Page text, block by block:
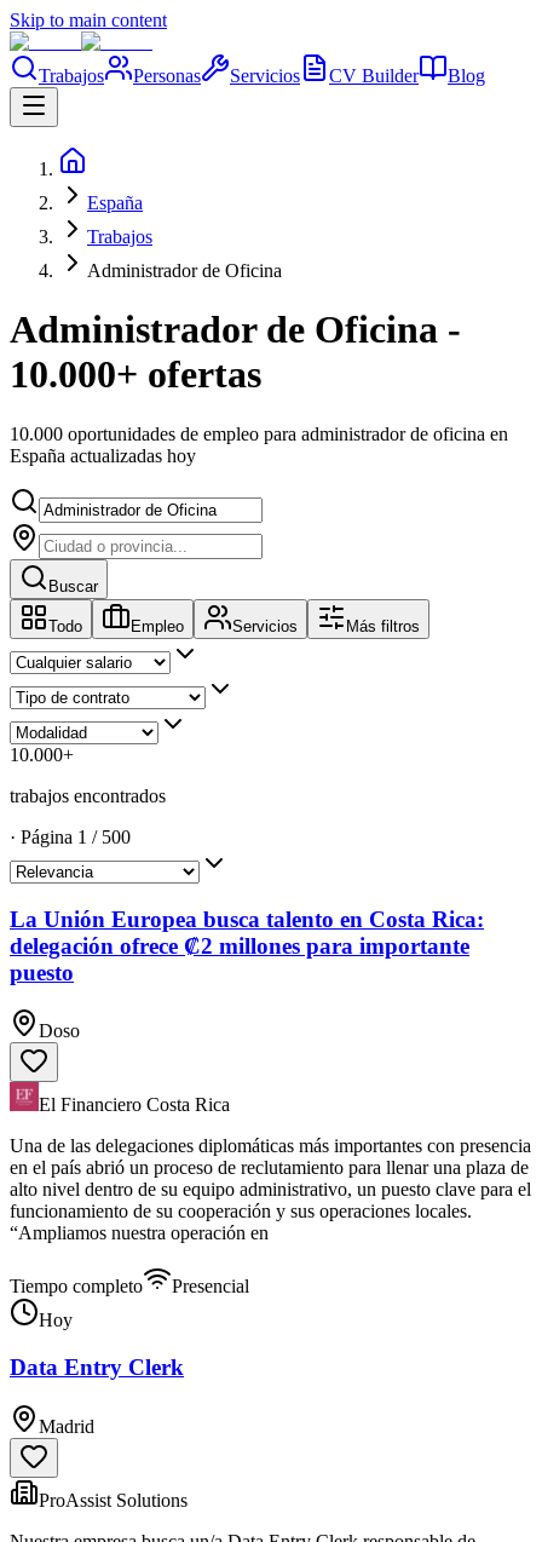
Skip to main content
Trabajos Personas Servicios CV Builder Blog
España
Trabajos
Administrador de Oficina
Administrador de Oficina -
10.000+ ofertas
10.000 oportunidades de empleo para administrador de oficina en
España actualizadas hoy
Buscar
Todo Empleo Servicios Más filtros
10.000+
trabajos encontrados
· Página 1 / 500
La Unión Europea busca talento en Costa Rica:
delegación ofrece ₡2 millones para importante
puesto
Doso
El Financiero Costa Rica
Una de las delegaciones diplomáticas más importantes con presencia
en el país abrió un proceso de reclutamiento para llenar una plaza de
alto nivel dentro de su equipo administrativo, un puesto clave para el
funcionamiento de su cooperación y sus operaciones locales.
“Ampliamos nuestra operación en
Tiempo completo
Presencial
Hoy
Data Entry Clerk
Madrid
ProAssist Solutions